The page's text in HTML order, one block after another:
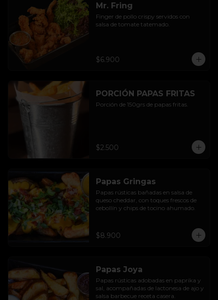
Mr. Fring
Finger de pollo crispy servidos con
salsa de tomate tatemado.
$6.900
PORCIÓN PAPAS FRITAS
Porción de 150grs de papas fritas.
$2.500
Papas Gringas
Papas rústicas bañadas en salsa de
queso cheddar, con toques frescos de
cebollín y chips de tocino ahumado.
$8.900
Papas Joya
Papas rústicas adobadas en paprika y
sal, acompañadas de lactonesa de ajo y
salsa barbecue receta casera.